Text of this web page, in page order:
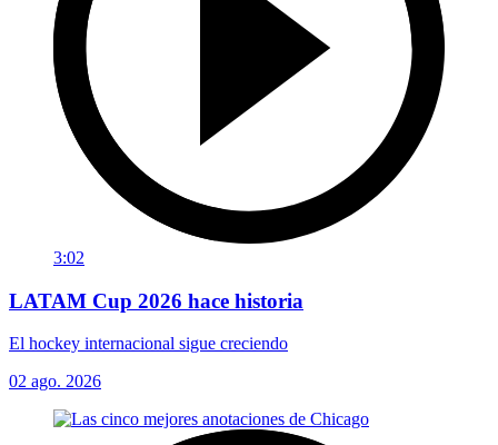
3:02
LATAM Cup 2026 hace historia
El hockey internacional sigue creciendo
02 ago. 2026